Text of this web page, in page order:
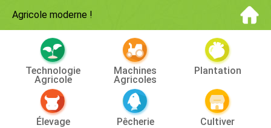
Agricole moderne !
Technologie
Agricole
Machines
Agricoles
Plantation
Élevage Pêcherie
Cultiver